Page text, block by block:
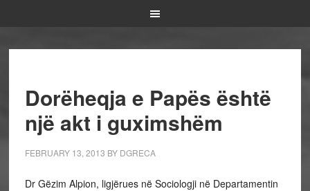
Dorëheqja e Papës është
një akt i guximshëm
FEBRUARY 13, 2013 BY DGRECA
Dr Gëzim Alpion, ligjërues në Sociologji në Departamentin